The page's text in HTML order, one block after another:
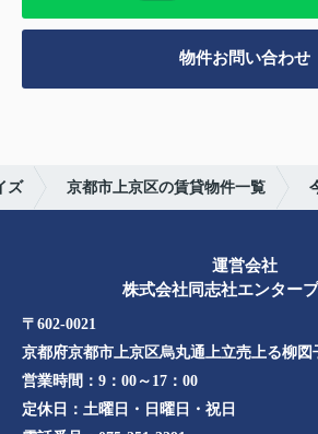
物件お問い合わせ
ズ 京都市上京区の賃貸物件一覧
運営会社
株式会社同志社エンター
〒602-0021
京都府京都市上京区烏丸通上立売上る柳図
営業時間： 9：00～17：00
定休日： 土曜日・日曜日・祝日